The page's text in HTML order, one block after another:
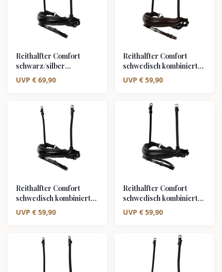
Reithalfter Comfort
schwarz/silber
schwedisch kombiniert
schwarz unterlegt Lack
UVP € 69,90
Reithalfter Comfort
schwedisch kombiniert
braun/silber braun
unterlegt matt
UVP € 59,90
Reithalfter Comfort
schwedisch kombiniert
schwarz/silber schwarz
unterlegt Lack
UVP € 59,90
Reithalfter Comfort
schwedisch kombiniert
schwarz/silber schwarz
unterlegt matt
UVP € 59,90